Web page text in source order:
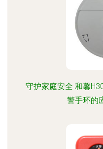
守护家庭安全 和馨
警手环的